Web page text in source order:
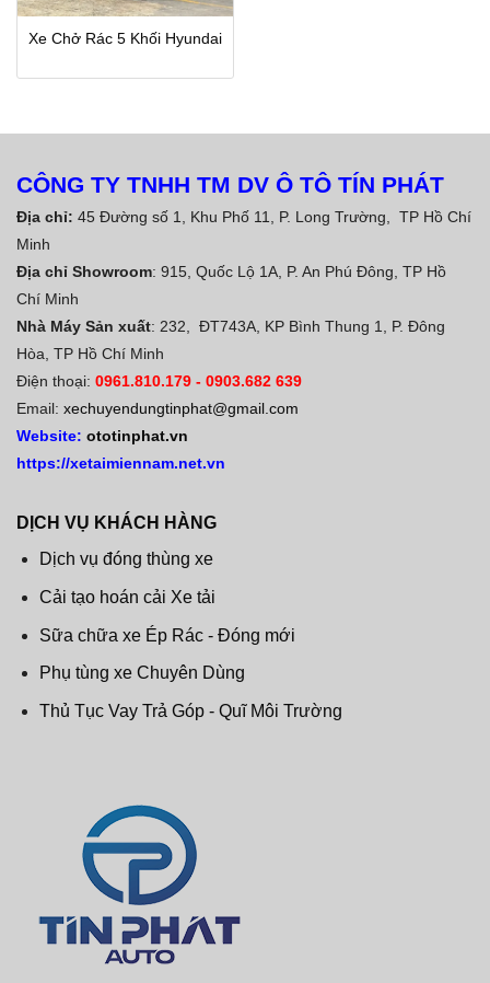
Xe Chở Rác 5 Khối Hyundai
CÔNG TY TNHH TM DV Ô TÔ TÍN PHÁT
Địa chỉ: 45 Đường số 1, Khu Phố 11, P. Long Trường, TP Hồ Chí
Minh
Địa chỉ Showroom: 915, Quốc Lộ 1A, P. An Phú Đông, TP Hồ
Chí Minh
Nhà Máy Sản xuất: 232, ĐT743A, KP Bình Thung 1, P. Đông
Hòa, TP Hồ Chí Minh
Điện thoại: 0961.810.179 - 0903.682 639
Email: xechuyendungtinphat@gmail.com
Website: ototinphat.vn
https://xetaimiennam.net.vn
DỊCH VỤ KHÁCH HÀNG
Dịch vụ đóng thùng xe
Cải tạo hoán cải Xe tải
Sữa chữa xe Ép Rác - Đóng mới
Phụ tùng xe Chuyên Dùng
Thủ Tục Vay Trả Góp - Quĩ Môi Trường